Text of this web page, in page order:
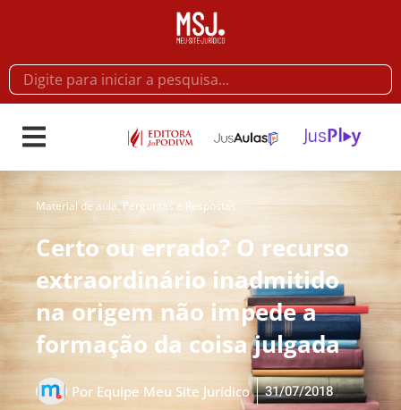
Material de aula,Perguntas e Respostas
Certo ou errado? O recurso
extraordinário inadmitido
na origem não impede a
formação da coisa julgada
Por Equipe Meu Site Jurídico 31/07/2018